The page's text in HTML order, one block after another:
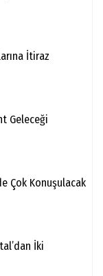
İtiraz
Geleceği
Çok Konuşulacak
İki